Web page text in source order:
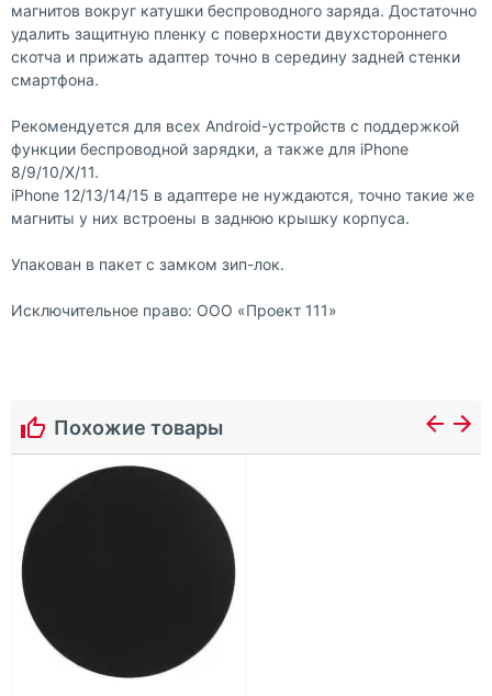
магнитов вокруг катушки беспроводного заряда. Достаточно
удалить защитную пленку с поверхности двухстороннего
скотча и прижать адаптер точно в середину задней стенки
смартфона.
Рекомендуется для всех Android-устройств с поддержкой
функции беспроводной зарядки, а также для iPhone
8/9/10/X/11.
iPhone 12/13/14/15 в адаптере не нуждаются, точно такие же
магниты у них встроены в заднюю крышку корпуса.
Упакован в пакет с замком зип-лок.
Исключительное право: ООО «Проект 111»
Похожие товары